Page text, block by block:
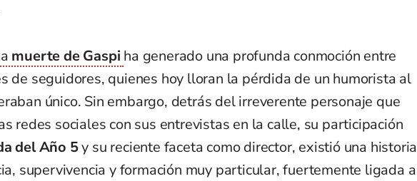
muerte de Gaspi ha generado una profunda conmoción entre
de seguidores, quienes hoy lloran la pérdida de un humorista al
único. Sin embargo, detrás del irreverente personaje que
redes sociales con sus entrevistas en la calle, su participación
del Año 5y su reciente faceta como director, existió una historia
supervivencia y formación muy particular, fuertemente ligada a